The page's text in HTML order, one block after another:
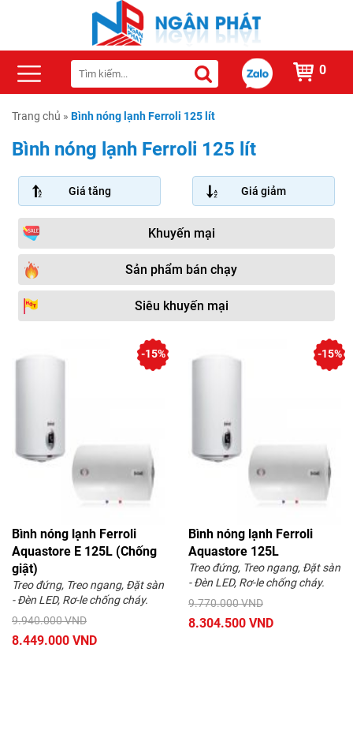
0
Trang chủ » Bình nóng lạnh Ferroli 125 lít
Bình nóng lạnh Ferroli 125 lít
Giá tăng Giá giảm
Khuyến mại
Sản phẩm bán chạy
Siêu khuyến mại
Bình nóng lạnh Ferroli
Aquastore E 125L (Chống
giật)
Treo đứng, Treo ngang, Đặt sàn
- Đèn LED, Rơ-le chống cháy.
9.940.000 VND
8.449.000 VND
-15%
Bình nóng lạnh Ferroli
Aquastore 125L
Treo đứng, Treo ngang, Đặt sàn
- Đèn LED, Rơ-le chống cháy.
9.770.000 VND
8.304.500 VND
-15%